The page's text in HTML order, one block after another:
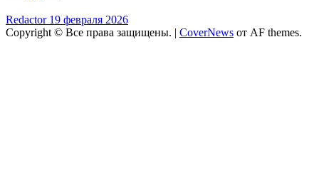
Redactor 19 февраля 2026
Copyright © Все права защищены. | CoverNews от AF themes.